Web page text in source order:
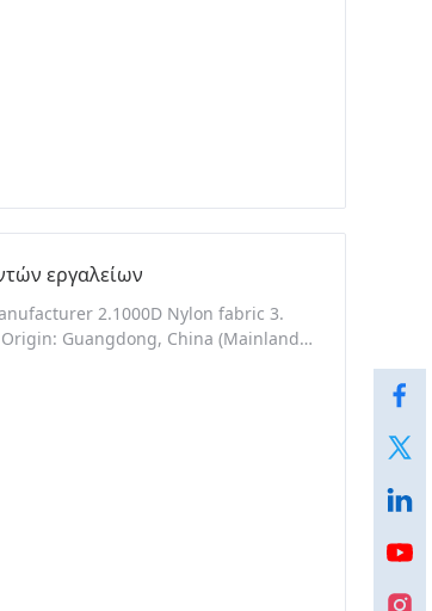
εργαλείων
2.1000D Nylon fabric 3.
Guangdong, China (Mainland),